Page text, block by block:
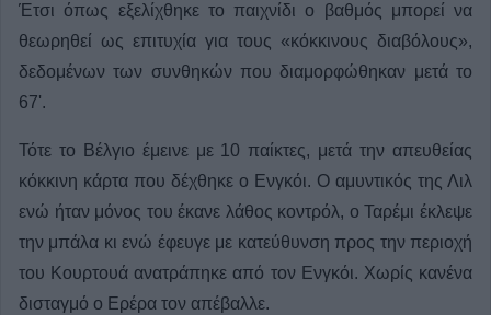
Έτσι όπως εξελίχθηκε το παιχνίδι ο βαθμός μπορεί να
θεωρηθεί ως επιτυχία για τους «κόκκινους διαβόλους»,
δεδομένων των συνθηκών που διαμορφώθηκαν μετά το
67'.
Τότε το Βέλγιο έμεινε με 10 παίκτες, μετά την απευθείας
κόκκινη κάρτα που δέχθηκε ο Ενγκόι. Ο αμυντικός της Λιλ
ενώ ήταν μόνος του έκανε λάθος κοντρόλ, ο Ταρέμι έκλεψε
την μπάλα κι ενώ έφευγε με κατεύθυνση προς την περιοχή
του Κουρτουά ανατράπηκε από τον Ενγκόι. Χωρίς κανένα
δισταγμό ο Ερέρα τον απέβαλλε.